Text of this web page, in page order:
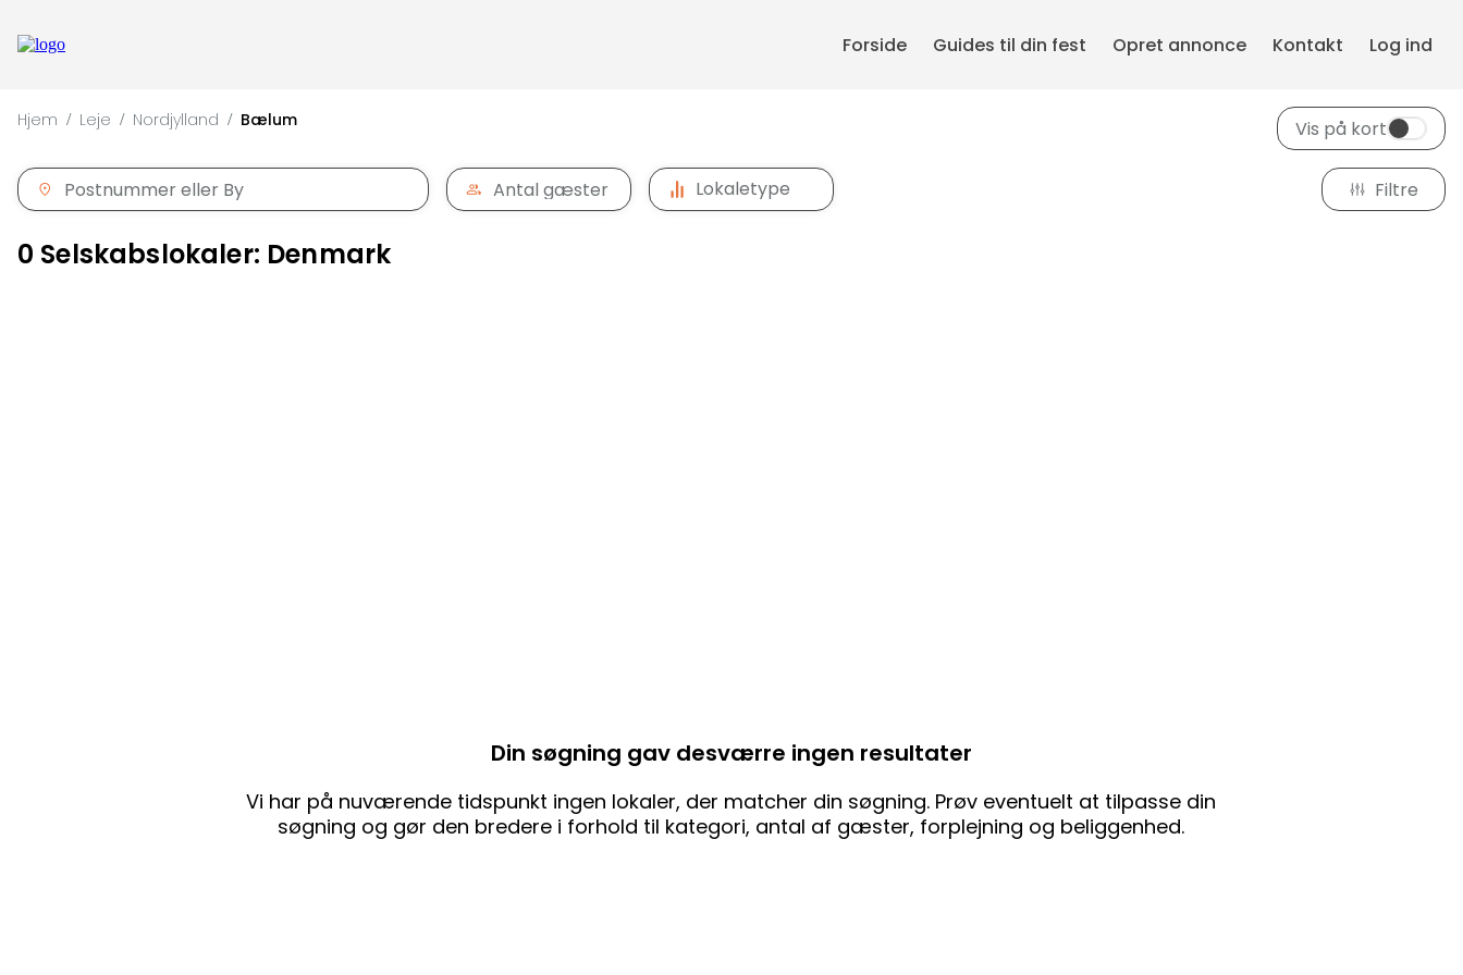
Forside Guides til din fest Opret annonce Kontakt Log ind
Hjem / Leje / Nordjylland / Bælum
Lokaletype Filtre
0 Selskabslokaler: Denmark
Din søgning gav desværre ingen resultater
Vi har på nuværende tidspunkt ingen lokaler, der matcher din søgning. Prøv eventuelt at tilpasse din
søgning og gør den bredere i forhold til kategori, antal af gæster, forplejning og beliggenhed.
Vis på kort